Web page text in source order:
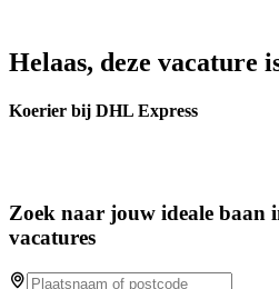
Helaas, deze vacature
Koerier bij DHL Express
Zoek naar jouw ideale baan
vacatures